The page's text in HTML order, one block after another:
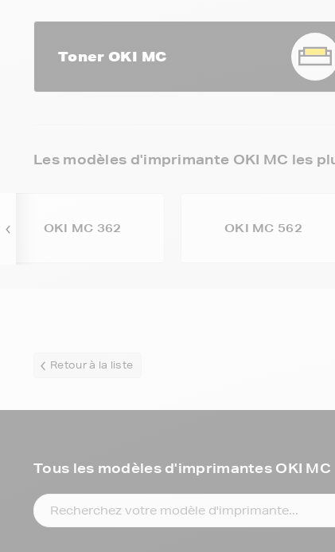
Toner OKI MC
Les modèles d'imprimante OKI MC les
OKI MC 362 OKI MC 562
Retour à la liste
Tous les modèles d'imprimantes OKI MC